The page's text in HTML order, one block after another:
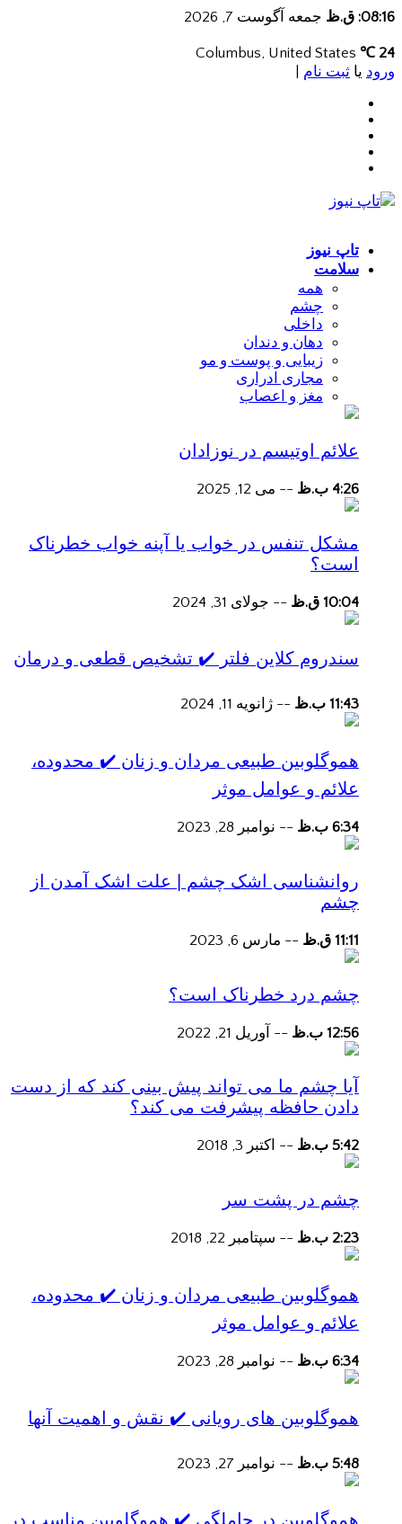
08:16: ق.ظ جمعه آگوست 7, 2026
24 ℃
ورود یا ثبت نام
تاپ نیوز
سلامت
همه
چشم
داخلی
دهان و دندان
زیبایی و پوست و مو
مجاری ادراری
مغز و اعصاب
علائم اوتیسم در نوزادان
4:26 ب.ظ -- می 12, 2025
مشکل تنفس در خواب یا آپنه خواب خطرناک
است؟
10:04 ق.ظ -- جولای 31, 2024
سندروم کلاین فلتر ✔️ تشخیص قطعی و درمان
11:43 ب.ظ -- ژانویه 11, 2024
هموگلوبین طبیعی مردان و زنان ✔️ محدوده،
علائم و عوامل موثر
6:34 ب.ظ -- نوامبر 28, 2023
روانشناسی اشک چشم | علت اشک آمدن از
چشم
11:11 ق.ظ -- مارس 6, 2023
چشم درد خطرناک است؟
12:56 ب.ظ -- آوریل 21, 2022
آیا چشم ما می تواند پیش بینی کند که از دست
دادن حافظه پیشرفت می کند؟
5:42 ب.ظ -- اکتبر 3, 2018
چشم در پشت سر
2:23 ب.ظ -- سپتامبر 22, 2018
هموگلوبین طبیعی مردان و زنان ✔️ محدوده،
علائم و عوامل موثر
6:34 ب.ظ -- نوامبر 28, 2023
هموگلوبین های رویانی ✔️ نقش و اهمیت آنها
5:48 ب.ظ -- نوامبر 27, 2023
هموگلوبین در حاملگی ✔️ هموگلوبین مناسب در